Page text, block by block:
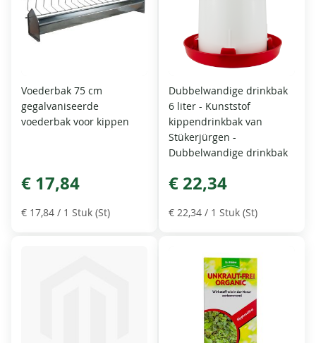
Voederbak 75 cm
gegalvaniseerde
voederbak voor kippen
€ 17,84
€ 17,84 / 1 Stuk (St)
Dubbelwandige drinkbak
6 liter - Kunststof
kippendrinkbak van
Stükerjürgen -
Dubbelwandige drinkbak
€ 22,34
€ 22,34 / 1 Stuk (St)